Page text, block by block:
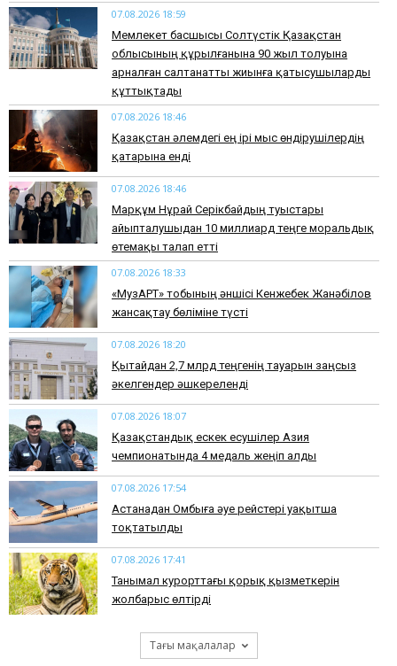
07.08.2026 18:59
Мемлекет басшысы Солтүстік Қазақстан
облысының құрылғанына 90 жыл толуына
арналған салтанатты жиынға қатысушыларды
құттықтады
07.08.2026 18:46
Қазақстан әлемдегі ең ірі мыс өндірушілердің
қатарына енді
07.08.2026 18:46
Марқұм Нұрай Серікбайдың туыстары
айыпталушыдан 10 миллиард теңге моральдық
өтемақы талап етті
07.08.2026 18:33
«МузАРТ» тобының әншісі Кенжебек Жанәбілов
жансақтау бөліміне түсті
07.08.2026 18:20
Қытайдан 2,7 млрд теңгенің тауарын заңсыз
әкелгендер әшкереленді
07.08.2026 18:07
Қазақстандық ескек есушілер Азия
чемпионатында 4 медаль жеңіп алды
07.08.2026 17:54
Астанадан Омбыға әуе рейстері уақытша
тоқтатылды
07.08.2026 17:41
​Танымал курорттағы қорық қызметкерін
жолбарыс өлтірді
Тағы мақалалар